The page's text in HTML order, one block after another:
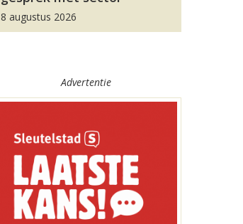
8 augustus 2026
Advertentie